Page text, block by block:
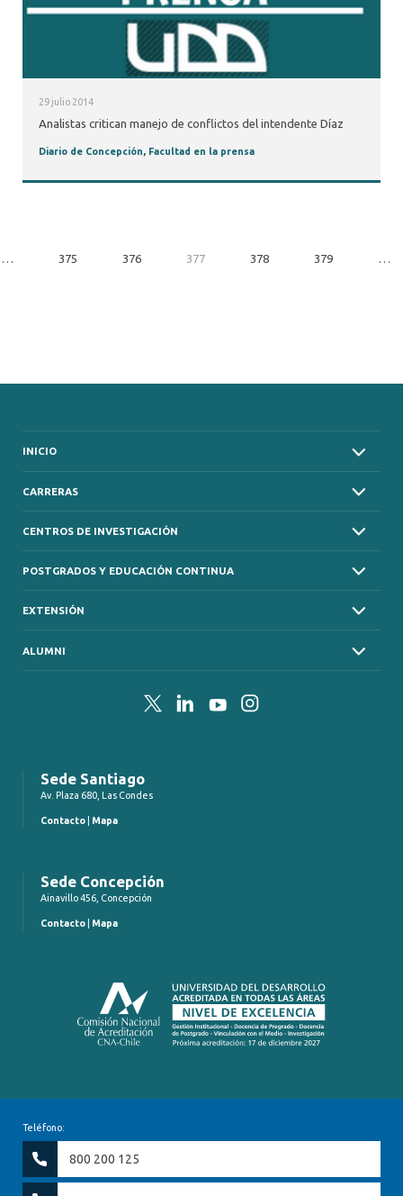
29 julio 2014
Analistas critican manejo de conflictos del intendente Díaz
Diario de Concepción, Facultad en la prensa
… 375 376 377 378 379 …
INICIO
CARRERAS
CENTROS DE INVESTIGACIÓN
POSTGRADOS Y EDUCACIÓN CONTINUA
EXTENSIÓN
ALUMNI
TwitterLinkedInYouTubeInstagram
Sede Santiago
Av. Plaza 680, Las Condes
Contacto Mapa
Sede Concepción
Ainavillo 456, Concepción
Contacto Mapa
Teléfono:
800 200 125